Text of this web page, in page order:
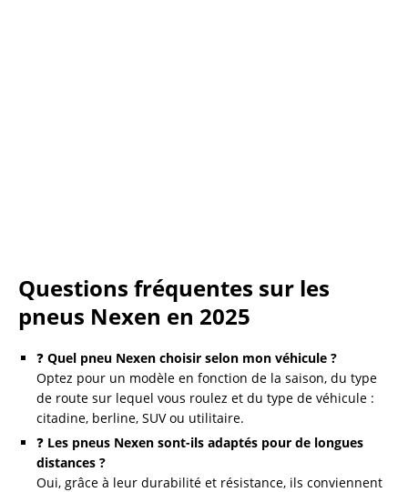
Questions fréquentes sur les
pneus Nexen en 2025
❓ Quel pneu Nexen choisir selon mon véhicule ?
Optez pour un modèle en fonction de la saison, du type
de route sur lequel vous roulez et du type de véhicule :
citadine, berline, SUV ou utilitaire.
❓ Les pneus Nexen sont-ils adaptés pour de longues
distances ?
Oui, grâce à leur durabilité et résistance, ils conviennent